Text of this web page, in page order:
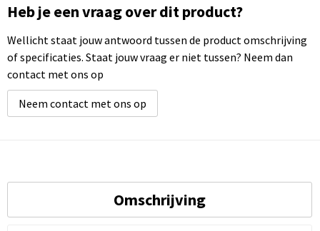
Heb je een vraag over dit product?
Wellicht staat jouw antwoord tussen de product omschrijving
of specificaties. Staat jouw vraag er niet tussen? Neem dan
contact met ons op
Neem contact met ons op
Omschrijving